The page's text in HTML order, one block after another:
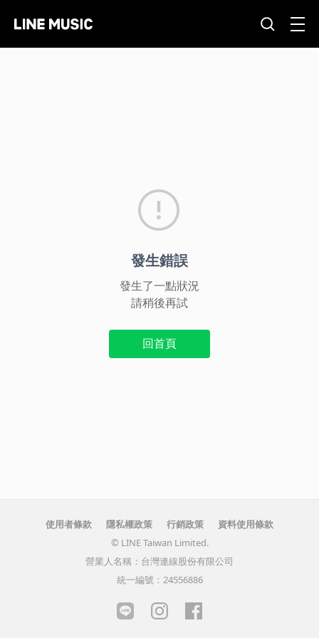
發生錯誤
發生了一點狀況
請稍後再試
回首頁
使用者條款 隱私權政策 行銷政策
資料使用條款
© LINE Taiwan Limited.
營業人名稱：台灣連線股份有限公司
統一編號：24556886